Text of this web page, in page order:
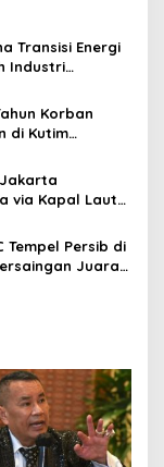
Transisi Energi
Industri
Korban
di Kutim
Polisi
Jakarta
via Kapal Laut
Tempel Persib di
Juara